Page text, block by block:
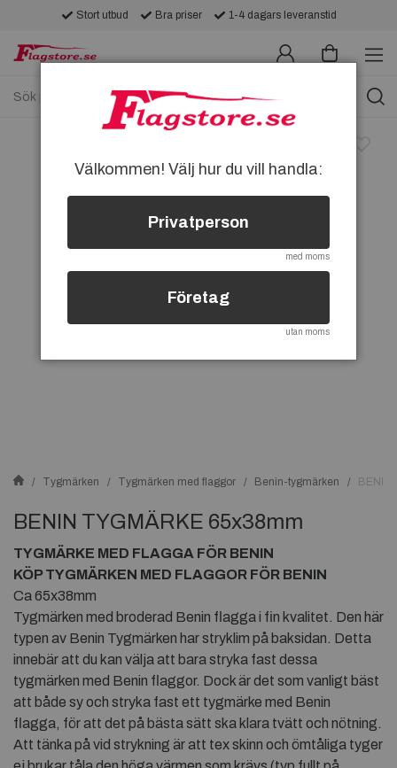
Stort utbud Bra priser 1-4 dagars leveranstid
Tygmärken Tygmärken med flaggor Benin-tygmärken BENIN
BENIN TYGMÄRKE 65x38mm
TYGMÄRKE MED FLAGGA FÖR BENIN
KÖP TYGMÄRKEN MED FLAGGOR FÖR BENIN
Ca 65x38mm
Tygmärken med broderad Benin flagga i fin kvalitet. Den här
typen av Benin Tygmärken har stryklim på baksidan. Detta
innebär att du kan välja att bara stryka fast dessa
tygmärken med Benin flaggor. Dock är det som vanligt bäst
att både sy och stryka fast ett tygmärke med Benin
flagga, för att det på bästa sätt ska klara tvätt och nötning.
Att tänka på vid strykning är att tex skinn och ömtåliga tyger
Välkommen! Välj hur du vill handla:
Privatperson
med moms
Företag
utan moms